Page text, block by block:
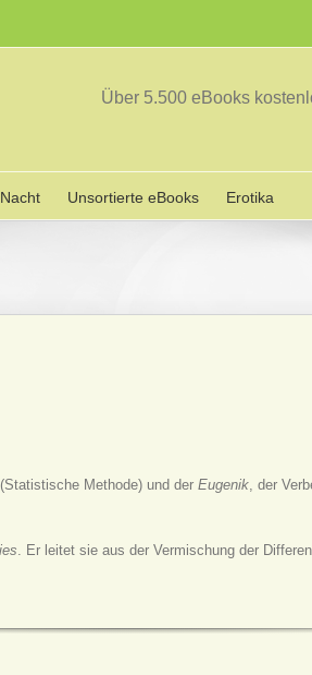
Über 5.500 eBooks
Unsortierte eBooks Erotika
Methode) und der Eugenik , der
. Er leitet sie aus der Vermischung der